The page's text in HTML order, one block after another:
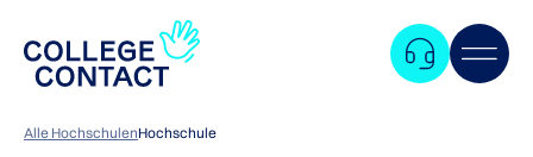
Alle HochschulenHochschule